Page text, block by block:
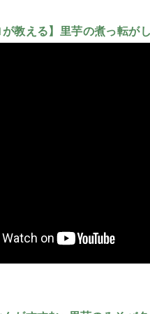
教える】里芋の煮っ転が